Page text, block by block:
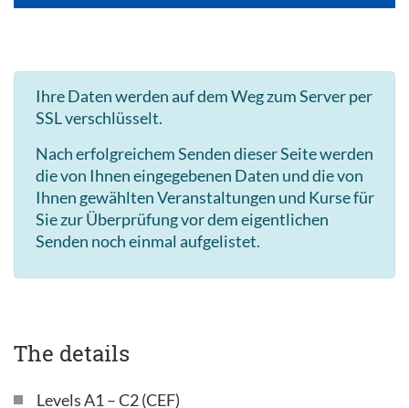
Ihre Daten werden auf dem Weg zum Server per
SSL verschlüsselt.
Nach erfolgreichem Senden dieser Seite werden
die von Ihnen eingegebenen Daten und die von
Ihnen gewählten Veranstaltungen und Kurse für
Sie zur Überprüfung vor dem eigentlichen
Senden noch einmal aufgelistet.
The details
Levels A1 – C2 (CEF)